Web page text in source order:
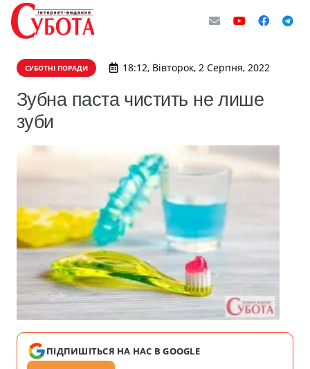
СУБОТНІ ПОРАДИ 18:12, Вівторок, 2 Серпня, 2022
Зубна паста чистить не лише
зуби
ПІДПИШІТЬСЯ НА НАС В GOOGLE